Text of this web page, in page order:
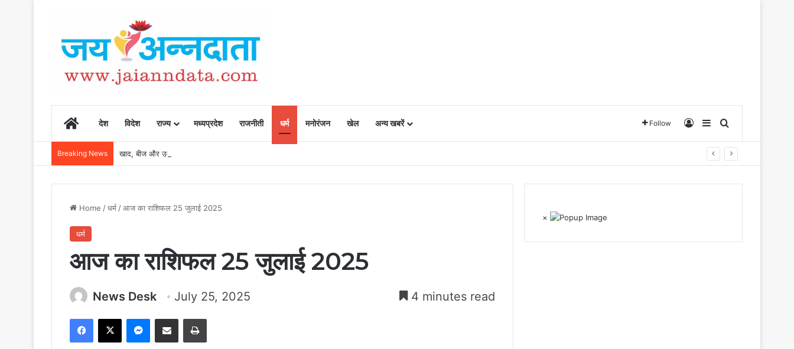
Homeदेश विदेश राज्य मध्यप्रदेश राजनीती धर्म मनोरंजन खेल अन्य खबरें Follow Log InSidebarSearch for
Breaking News खाद, बीज और उर्वरकों की समय पर उपलब्धता से किसानों में उत्साह, नैनो डीएपी और नैनो यूरिया बने किसानों के भरोसेमंद कृषि साथी…..
Home /धर्म/आज का राशिफल 25 जुलाई 2025
धर्म
आज का राशिफल 25 जुलाई 2025
News Desk July 25, 2025 4 minutes read
Facebook
X Messenger
Share via Email Print
×